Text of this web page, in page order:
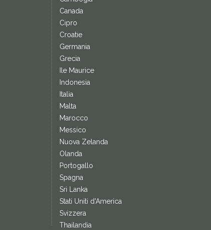
Canada
Cipro
Croatie
Germania
Grecia
Ile Maurice
Indonesia
Italia
Malta
Marocco
Messico
Nuova Zelanda
Olanda
Portogallo
Spagna
Sri Lanka
Stati Uniti d'America
Svizzera
Thailandia